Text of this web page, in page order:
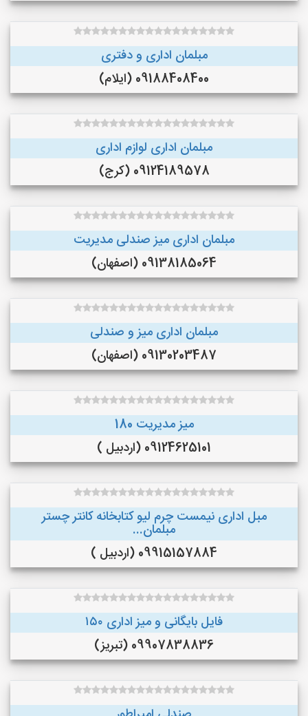
مبلمان اداری و دفتری
09188408400 (ایلام)
مبلمان اداری لوازم اداری
09124189578 (کرج)
مبلمان اداری میز صندلی مدیریت
09138185064 (اصفهان)
مبلمان اداری میز و صندلی
09130203487 (اصفهان)
میز مدیریت 180
09124625101 (اردبیل )
مبل اداری نیمست چرم لیو کتابخانه کانتر چستر
مبلمان...
09915157884 (اردبیل )
فایل بایگانی و میز اداری ۱۵۰
09907838836 (تبریز)